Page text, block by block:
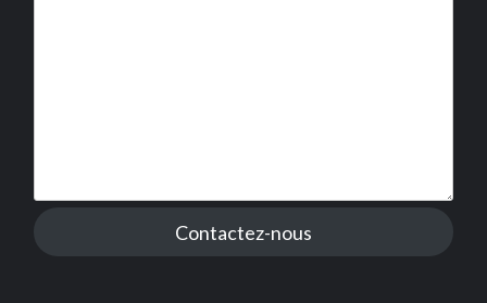
Contactez-nous